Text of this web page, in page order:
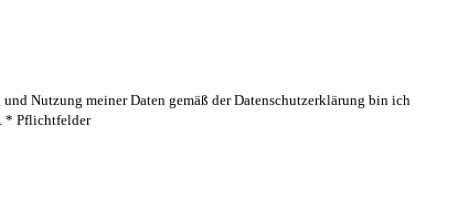
Nutzung meiner Daten gemäß der Datenschutzerklärung bin ich
* Pflichtfelder